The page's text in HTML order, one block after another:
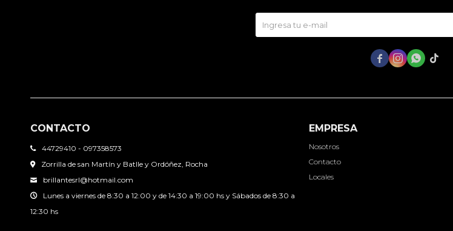
CONTACTO
44729410 - 097358573
Zorrilla de san Martín y Batlle y Ordóñez, Rocha
brillantesrl@hotmail.com
Lunes a viernes de 8:30 a 12:00 y de 14:30 a 19:00 hs y Sábados de 8:30 a
12:30 hs
EMPRESA
Nosotros
Contacto
Locales
   